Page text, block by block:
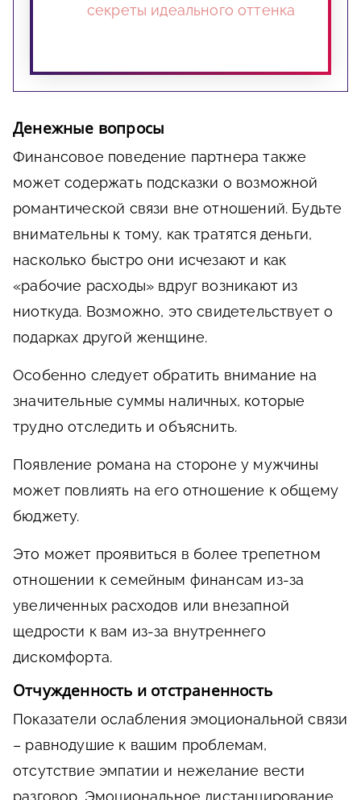
секреты идеального оттенка
Денежные вопросы
Финансовое поведение партнера также
может содержать подсказки о возможной
романтической связи вне отношений. Будьте
внимательны к тому, как тратятся деньги,
насколько быстро они исчезают и как
«рабочие расходы» вдруг возникают из
ниоткуда. Возможно, это свидетельствует о
подарках другой женщине.
Особенно следует обратить внимание на
значительные суммы наличных, которые
трудно отследить и объяснить.
Появление романа на стороне у мужчины
может повлиять на его отношение к общему
бюджету.
Это может проявиться в более трепетном
отношении к семейным финансам из-за
увеличенных расходов или внезапной
щедрости к вам из-за внутреннего
дискомфорта.
Отчужденность и отстраненность
Показатели ослабления эмоциональной связи
– равнодушие к вашим проблемам,
отсутствие эмпатии и нежелание вести
разговор. Эмоциональное дистанцирование